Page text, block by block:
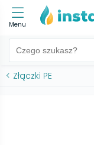
Menu
< Złączki PE